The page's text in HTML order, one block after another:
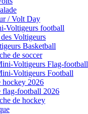
/ Volt Day
Voltigeurs football
Voltigeurs
Basketball
de soccer
Voltigeurs Flag-football
Voltigeurs Football
hockey 2026
flag-football 2026
de hockey